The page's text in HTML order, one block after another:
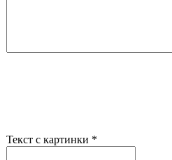
Текст с картинки *